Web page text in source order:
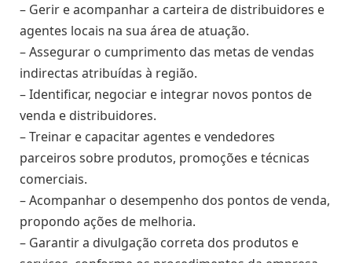
– Gerir e acompanhar a carteira de distribuidores e
agentes locais na sua área de atuação.
– Assegurar o cumprimento das metas de vendas
indirectas atribuídas à região.
– Identificar, negociar e integrar novos pontos de
venda e distribuidores.
– Treinar e capacitar agentes e vendedores
parceiros sobre produtos, promoções e técnicas
comerciais.
– Acompanhar o desempenho dos pontos de venda,
propondo ações de melhoria.
– Garantir a divulgação correta dos produtos e